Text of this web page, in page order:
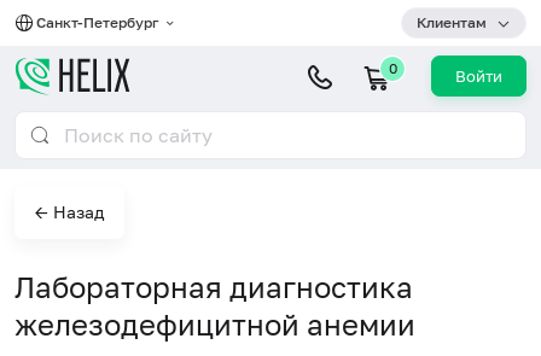
Санкт-Петербург Клиентам
0 Войти
← Назад
Лабораторная диагностика
железодефицитной анемии